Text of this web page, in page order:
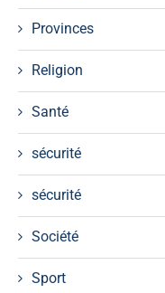
Provinces
Religion
Santé
sécurité
sécurité
Société
Sport